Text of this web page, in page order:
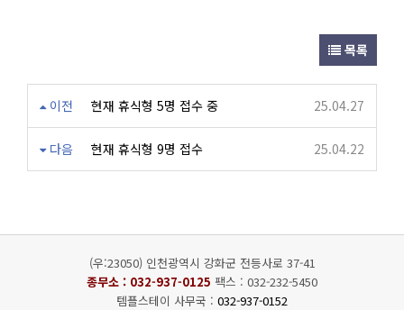
목록
이전 현재 휴식형 5명 접수 중 25.04.27
다음 현재 휴식형 9명 접수 25.04.22
(우:23050) 인천광역시 강화군 전등사로 37-41
종무소 : 032-937-0125 팩스 : 032-232-5450
템플스테이 사무국 : 032-937-0152